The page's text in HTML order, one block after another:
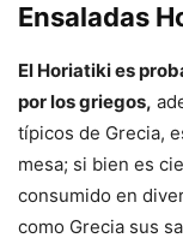
Ensaladas
El Horiatiki es
por los griegos,
típicos de Grecia,
mesa; si bien es
consumido en
como Grecia sus